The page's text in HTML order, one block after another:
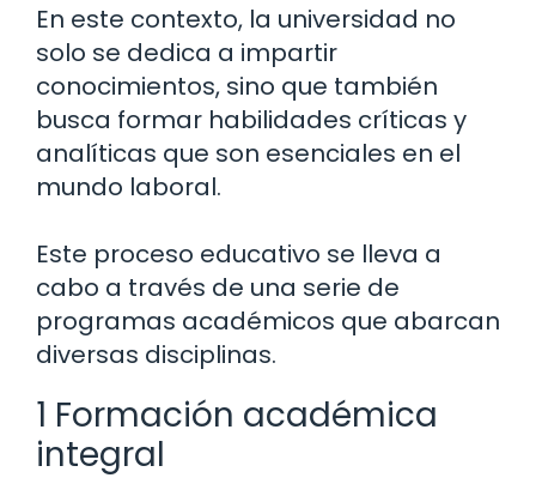
En este contexto, la universidad no
solo se dedica a impartir
conocimientos, sino que también
busca formar habilidades críticas y
analíticas que son esenciales en el
mundo laboral.
Este proceso educativo se lleva a
cabo a través de una serie de
programas académicos que abarcan
diversas disciplinas.
1 Formación académica
integral